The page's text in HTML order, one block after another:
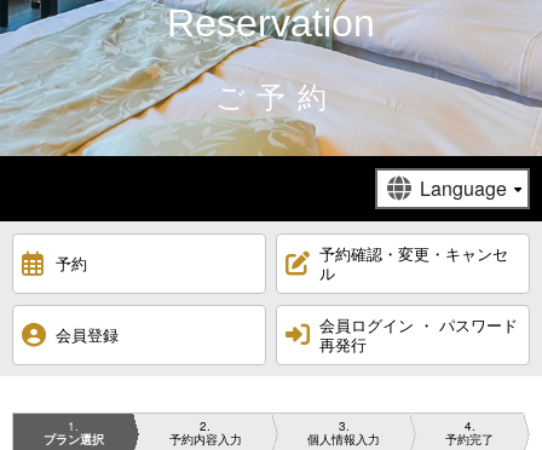
Reservation
ご予約
予約
予約確認・変更・キャンセ
ル
会員登録
会員ログイン ・ パスワード
再発行
1
プラン選択
2
予約内容入力
3
個人情報入力
4
予約完了